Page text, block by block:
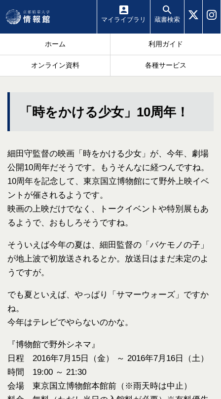
マイ ライブラリ 蔵書検索
ホーム 利用ガイド
オンライン資料 各種サービス
「時をかける少女」10周年！
細田守監督の映画「時をかける少女」が、今年、劇場
公開10周年だそうです。もうそんなに経つんですね。
10周年を記念して、東京国立博物館にて野外上映イベ
ントが催されるようです。
映画の上映だけでなく、トークイベントや特別展もあ
るようで、おもしろそうですね。
そういえば今年の夏は、細田監督の「バケモノの子」
が地上波で初放送されるとか。放送日はまだ未定のよ
うですが。
でも夏といえば、やっぱり「サマーウォーズ」ですか
ね。
今年はテレビでやらないのかな。
『博物館で野外シネマ』
日程 2016年7月15日（金） ～ 2016年7月16日（土）
時間 19:00 ～ 21:30
会場 東京国立博物館本館前（※雨天時は中止）